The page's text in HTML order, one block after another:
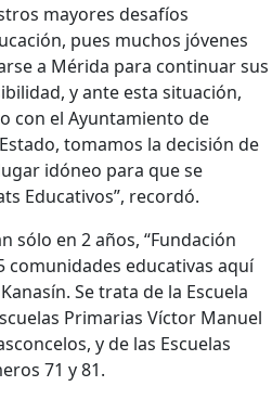
mayores desafíos
pues muchos jóvenes
a Mérida para continuar sus
y ante esta situación,
con el Ayuntamiento de
tomamos la decisión de
idóneo para que se
Educativos”, recordó.
sólo en 2 años, “Fundación
comunidades educativas aquí
Se trata de la Escuela
Primarias Víctor Manuel
y de las Escuelas
71 y 81.